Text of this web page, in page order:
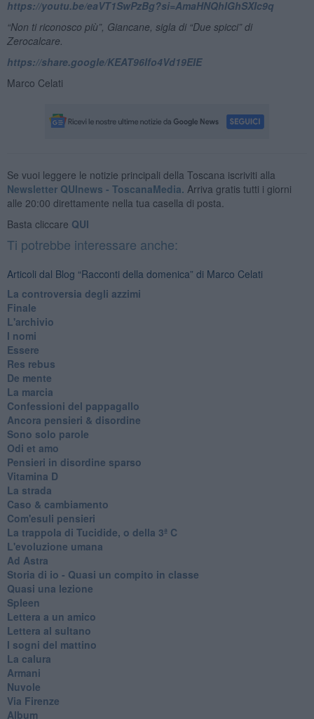
https://youtu.be/eaVT1SwPzBg?si=AmaHNQhIGhSXIc9q
“Non ti riconosco più”, Giancane, sigla di “Due spicci” di
Zerocalcare.
https://share.google/KEAT96Ifo4Vd19EIE
Marco Celati
Se vuoi leggere le notizie principali della Toscana iscriviti alla
Newsletter QUInews - ToscanaMedia. Arriva gratis tutti i giorni
alle 20:00 direttamente nella tua casella di posta.
Basta cliccare QUI
Ti potrebbe interessare anche:
Articoli dal Blog “Racconti della domenica” di Marco Celati
La controversia degli azzimi
Finale
L'archivio
I nomi
Essere
Res rebus
De mente
La marcia
Confessioni del pappagallo
Ancora pensieri & disordine
Sono solo parole
Odi et amo
Pensieri in disordine sparso
Vitamina D
La strada
Caso & cambiamento
Com'esuli pensieri
La trappola di Tucidide, o della 3ª C
L'evoluzione umana
Ad Astra
Storia di io - Quasi un compito in classe
Quasi una lezione
Spleen
Lettera a un amico
Lettera al sultano
I sogni del mattino
La calura
Armani
Nuvole
Via Firenze
Album